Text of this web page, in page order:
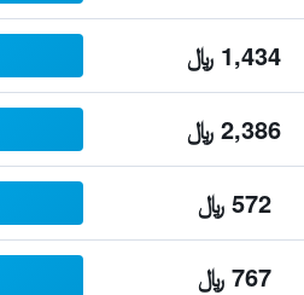
1,434 ﷼
2,386 ﷼
572 ﷼
767 ﷼